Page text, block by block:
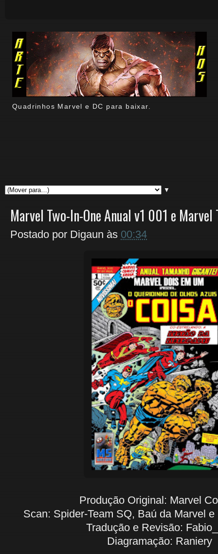
Quadrinhos Marvel e DC para baixar.
▼
Marvel Two-In-One Anual v1 001 e
Postado por Digaun às 00:34
Produção Original: Marvel
Scan: Spider-Team SQ, Baú da Marvel
Tradução e Revisão:
Diagramação: Raniery